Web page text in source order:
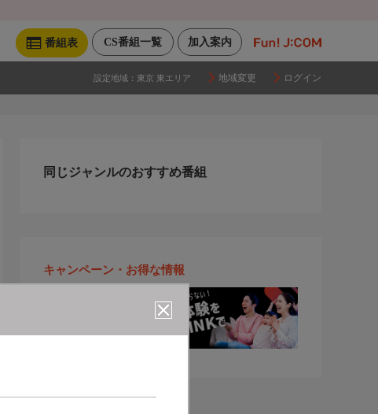
加入案内
CS番組一覧
番組表
設定地域： 東京 東エリア 地域変更 ログイン
同じジャンルのおすすめ番組
キャンペーン・お得な情報